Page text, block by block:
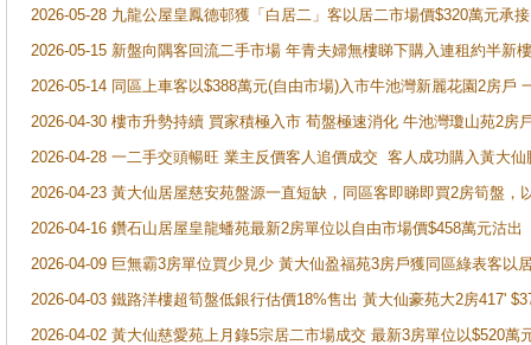
2026-05-28 九龍公屋皇鳳德邨獲「白居二」客以居二市場價$320萬元承接
2026-05-15 新盤向隅客回流二手市場 年青夫婦無樓睇下購入連租約半新
2026-05-14 同區上車客以$388萬元(自由市場)入市牛池灣新麗花園2房戶
2026-04-30 樓市升勢持續 買家積極入市 荀盤極速消化 牛池灣瓊山苑2房
2026-04-28 一二手交頭暢旺 業主反價客人追價成交 客人成功購入黃大
2026-04-23 黃大仙居屋慈安苑盤源一直短缺，同區客即睇即買2房筍盤，
2026-04-16 鑽石山居屋皇龍蟠苑最新2房單位以自由市場價$458萬元沽出
2026-04-09 巨無霸3房單位買少見少 黃大仙盈福苑3房戶獲同區綠表客以
2026-04-03 鐵路洋樓超筍盤低銀行估價18%售出 黃大仙豪苑大2房417'
2026-04-02 黃大仙慈愛苑上月錄5宗居二市場成交 最新3房單位以$520萬